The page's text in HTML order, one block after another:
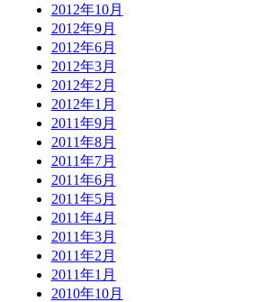
2012年10月
2012年9月
2012年6月
2012年3月
2012年2月
2012年1月
2011年9月
2011年8月
2011年7月
2011年6月
2011年5月
2011年4月
2011年3月
2011年2月
2011年1月
2010年10月